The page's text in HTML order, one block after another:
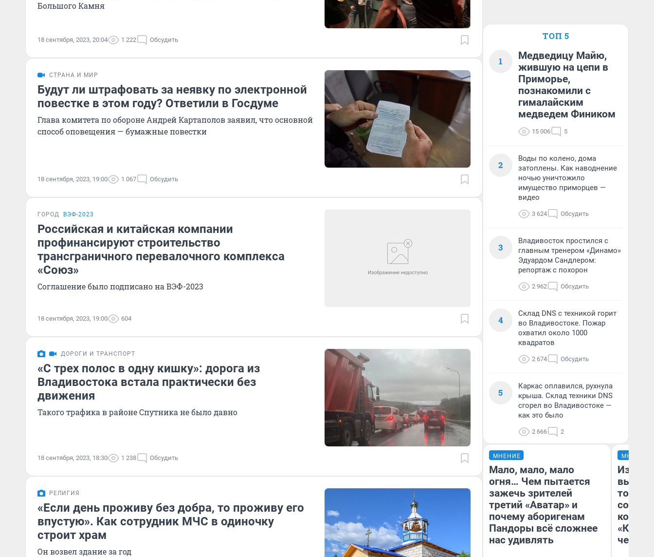
Большого Камня
18 сентября, 2023, 20:04 1 222 Обсудить
СТРАНА И МИР
Будут ли штрафовать за неявку по электронной
повестке в этом году? Ответили в Госдуме
Глава комитета по обороне Андрей Картаполов заявил, что основной
способ оповещения — бумажные повестки
18 сентября, 2023, 19:00 1 067 Обсудить
ГОРОД ВЭФ-2023
Российская и китайская компании
профинансируют строительство
трансграничного перевалочного комплекса
«Союз»
Соглашение было подписано на ВЭФ-2023
18 сентября, 2023, 19:00 604
ДОРОГИ И ТРАНСПОРТ
«С трех полос в одну кишку»: дорога из
Владивостока встала практически без
движения
Такого трафика в районе Спутника не было давно
18 сентября, 2023, 18:30 1 238 Обсудить
РЕЛИГИЯ
«Если день проживу без добра, то проживу его
впустую». Как сотрудник МЧС в одиночку
строит храм
Он возвел здание за год
ТОП 5
1
Медведицу Майю,
жившую на цепи в
Приморье,
познакомили с
гималайским
медведем Фиником
15 006 5
2
Воды по колено, дома
затоплены. Как наводнение
ночью уничтожило
имущество приморцев —
видео
3 624 Обсудить
3
Владивосток простился с
главным тренером «Динамо»
Эдуардом Сандлером:
репортаж с похорон
2 962 Обсудить
4
Склад DNS с техникой горит
во Владивостоке. Пожар
охватил около 1000
квадратов
2 674 Обсудить
5
Каркас оплавился, рухнула
крыша. Склад техники DNS
сгорел во Владивостоке —
как это было
2 666 2
МНЕНИЕ
Мало, мало, мало
огня… Чем пытается
зажечь зрителей
третий «Аватар» и
почему аборигенам
Пандоры всё сложнее
нас удивлять
МНЕНИЕ